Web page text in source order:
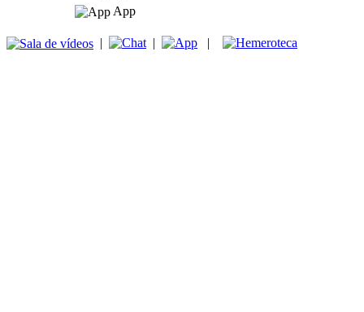
App
| | |